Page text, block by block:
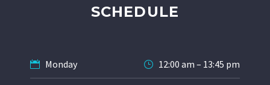
SCHEDULE
Monday 12:00 am – 13:45 pm